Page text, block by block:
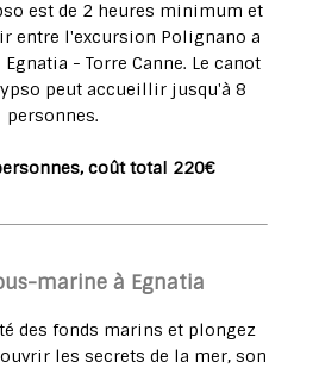
est de 2 heures minimum et
entre l'excursion Polignano a
- Torre Canne. Le canot
peut accueillir jusqu'à 8
personnes.
coût total 220€
marine à Egnatia
des fonds marins et plongez
les secrets de la mer, son